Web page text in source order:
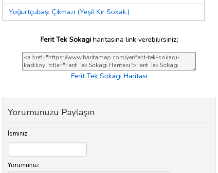
Yoğurtçubaşı Çıkmazı (Yeşil Kır Sokak.)
Ferit Tek Sokagiharitasına link verebilirsiniz;
Ferit Tek Sokagi Haritası
Yorumunuzu Paylaşın
İsminiz
Yorumunuz